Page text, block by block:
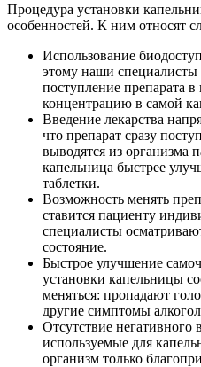
Процедура установки
особенностей. К ним относят
Использование
этому наши специалисты
поступление препарата в
концентрацию в самой
Введение лекарства
что препарат сразу
выводятся из организма
капельница быстрее
таблетки.
Возможность менять
ставится пациенту
специалисты
состояние.
Быстрое улучшение
установки капельницы
меняться: пропадают
другие симптомы
Отсутствие негативного
используемые для
организм только